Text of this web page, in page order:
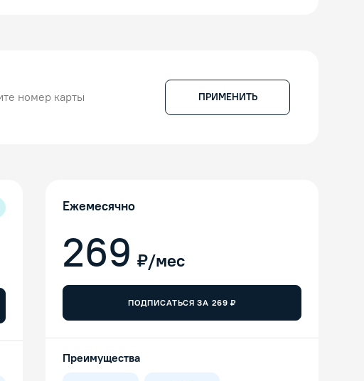
ПРИМЕНИТЬ
Ежемесячно
269 ₽/мес
ПОДПИСАТЬСЯ ЗА 269 ₽
Преимущества